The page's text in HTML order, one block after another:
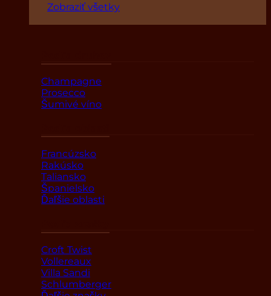
Zobraziť všetky
Champagne
Prosecco
Šumivé víno
Francúzsko
Rakúsko
Taliansko
Španielsko
Ďaľšie oblasti
Croft Twist
Vollereaux
Villa Sandi
Schlumberger